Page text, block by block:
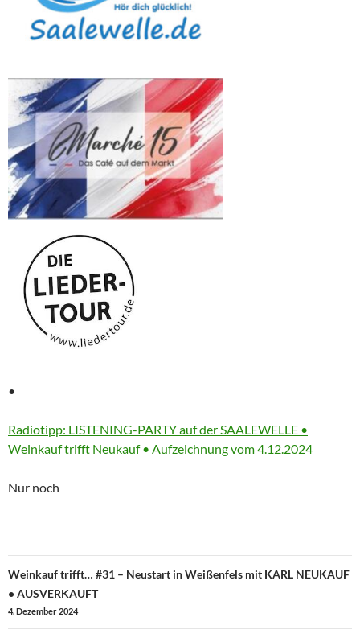
•
More
information
Radiotipp: LISTENING-PARTY auf der SAALEWELLE •
Weinkauf trifft Neukauf • Aufzeichnung vom 4.12.2024
Nur noch
Beitragsnavigation
Weinkauf trifft… #31 – Neustart in Weißenfels mit KARL NEUKAUF
• AUSVERKAUFT
4. Dezember 2024